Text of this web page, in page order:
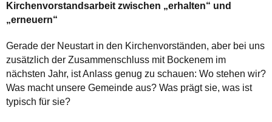
Kirchenvorstandsarbeit zwischen „erhalten“ und
„erneuern“
Gerade der Neustart in den Kirchenvorständen, aber bei uns
zusätzlich der Zusammenschluss mit Bockenem im
nächsten Jahr, ist Anlass genug zu schauen: Wo stehen wir?
Was macht unsere Gemeinde aus? Was prägt sie, was ist
typisch für sie?